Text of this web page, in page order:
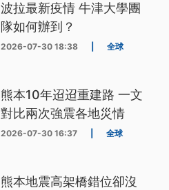
波拉最新疫情 牛津大學團
隊如何辦到？
2026-07-30 18:38 全球
熊本10年迢迢重建路 一文
對比兩次強震各地災情
2026-07-30 16:37 全球
熊本地震高架橋錯位卻沒